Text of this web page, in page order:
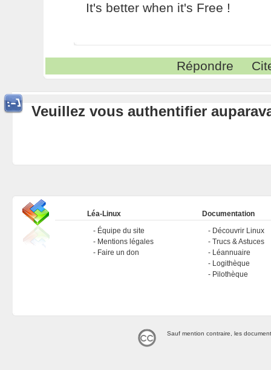
It's better when it's Free !
Répondre
Veuillez vous authentifier
Léa-Linux
Équipe du site
Mentions légales
Faire un don
Documentation
Découvrir Linux
Trucs & Astuces
Léannuaire
Logithèque
Pilothèque
Sauf mention contraire, les